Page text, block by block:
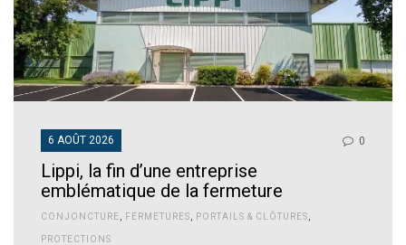
6 AOÛT 2026 0
Lippi, la fin d’une entreprise
emblématique de la fermeture
CONJONCTURE FERMETURES PORTAILS & CLÔTURES
PROTECTIONS